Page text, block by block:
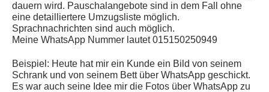
dauern wird. Pauschalangebote sind in dem Fall ohne
eine detailliertere Umzugsliste möglich.
Sprachnachrichten sind auch möglich.
Meine WhatsApp Nummer lautet 015150250949
Beispiel: Heute hat mir ein Kunde ein Bild von seinem
Schrank und von seinem Bett über WhatsApp geschickt.
Es war auch seine Idee mir die Fotos über WhatsApp zu